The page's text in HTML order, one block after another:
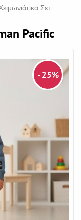
Χειμωνιάτικα Σετ
Pacific
- 25%